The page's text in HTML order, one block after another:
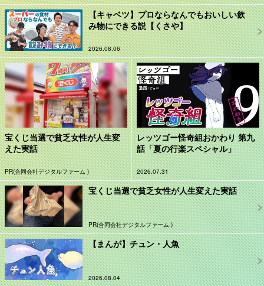
【キャベツ】プロならなんでもおいしい飲
み物にできる説【くさや】
2026.08.06
宝くじ当選で貧乏女性が人生変
えた実話
PR(合同会社デジタルファーム )
レッツゴー怪奇組おかわり 第九
話「夏の行楽スペシャル」
2026.07.31
宝くじ当選で貧乏女性が人生変えた実話
PR(合同会社デジタルファーム )
【まんが】チュン・人魚
2026.08.04